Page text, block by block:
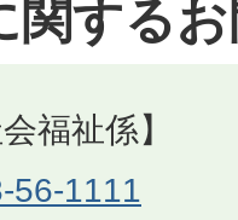
関する
福祉係】
56-1111